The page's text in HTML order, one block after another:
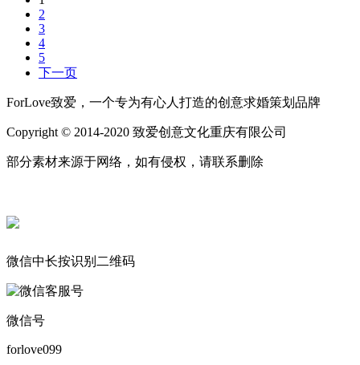
2
3
4
5
下一页
ForLove致爱，一个专为有心人打造的创意求婚策划品牌
Copyright © 2014-2020 致爱创意文化重庆有限公司
部分素材来源于网络，如有侵权，请联系删除
微信中长按识别二维码
微信号
forlove099